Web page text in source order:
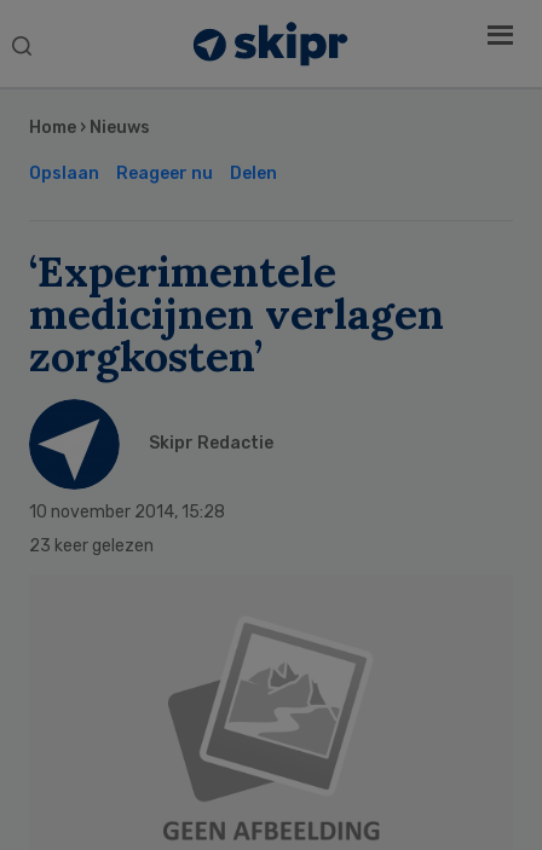
Search
Home › Nieuws
Opslaan Reageer nu Delen
‘Experimentele
medicijnen verlagen
zorgkosten’
Skipr Redactie
10 november 2014, 15:28
23 keer gelezen
Sidebar